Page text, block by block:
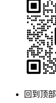
回到顶部